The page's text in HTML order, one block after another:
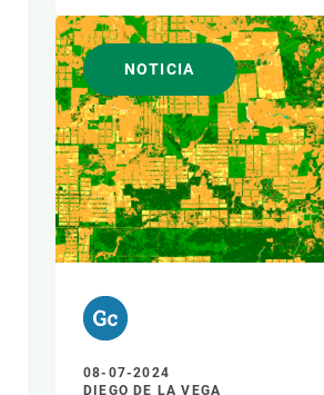
NOTICIA
08-07-2024
DIEGO DE LA VEGA